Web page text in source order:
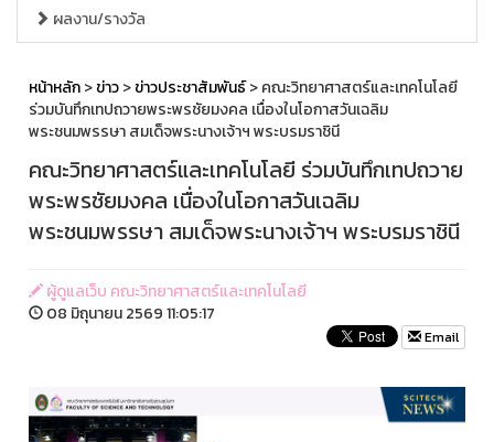
ผลงาน/รางวัล
หน้าหลัก>ข่าว>ข่าวประชาสัมพันธ์> คณะวิทยาศาสตร์และเทคโนโลยี
ร่วมบันทึกเทปถวายพระพรชัยมงคล เนื่องในโอกาสวันเฉลิม
พระชนมพรรษา สมเด็จพระนางเจ้าฯ พระบรมราชินี
คณะวิทยาศาสตร์และเทคโนโลยี ร่วมบันทึกเทปถวาย
พระพรชัยมงคล เนื่องในโอกาสวันเฉลิม
พระชนมพรรษา สมเด็จพระนางเจ้าฯ พระบรมราชินี
ผู้ดูแลเว็บ คณะวิทยาศาสตร์และเทคโนโลยี
08 มิถุนายน 2569 11:05:17
Email